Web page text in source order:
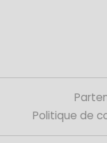
Politique de